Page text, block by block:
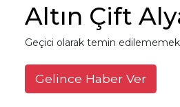
Altın Çift
Geçici olarak temin
Gelince Haber Ver